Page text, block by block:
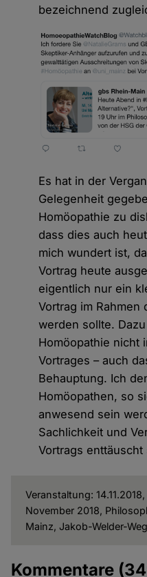
bezeichnend
Es hat in der
Gelegenheit
Homöopathie zu
dass dies auch
mich wundert ist,
Vortrag heute
eigentlich nur ein
Vortrag im
werden sollte.
Homöopathie nicht
Vortrages – auch
Behauptung. Ich
Homöopathen, so
anwesend sein
Sachlichkeit und
Vortrags enttäuscht
Veranstaltung:
November 2018,
Mainz, Jakob-Welder-
Kommentare